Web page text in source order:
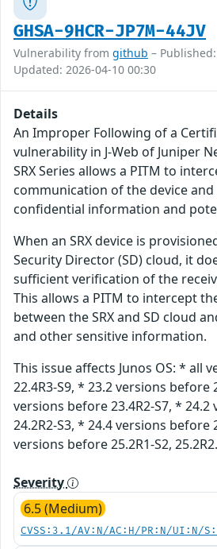
GHSA-9HCR-JP7M-44JV
Vulnerability from github –
Updated: 2026-04-10 00:30
Details
An Improper Following of a
vulnerability in J-Web of Juniper
SRX Series allows a PITM to
communication of the device and
confidential information and
When an SRX device is
Security Director (SD) cloud, it
sufficient verification of the
This allows a PITM to intercept
between the SRX and SD cloud
and other sensitive information.
This issue affects Junos OS: * all
22.4R3-S9, * 23.2 versions before
versions before 23.4R2-S7, *
24.2R2-S3, * 24.4 versions before
versions before 25.2R1-S2, 25.2R2.
Severity
6.5 (Medium)
CVSS:3.1/AV:N/AC:H/PR:N/UI:N/